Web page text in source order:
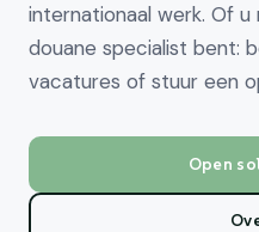
internationaal werk. Of
douane specialist bent:
vacatures of stuur een
Open